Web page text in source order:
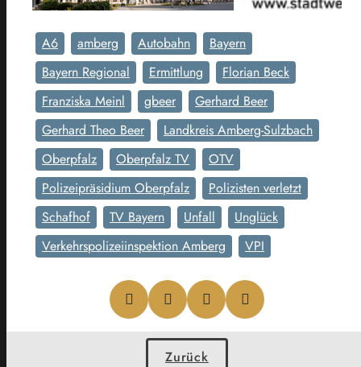
A6 amberg Autobahn
Bayern
Bayern Regional
Ermittlung
Florian Beck
Franziska Meinl
gbeer
Gerhard Beer
Gerhard Theo Beer
Landkreis Amberg-Sulzbach
Oberpfalz
Oberpfalz TV
OTV
Polizeipräsidium Oberpfalz
Polizisten verletzt
Schafhof
TV Bayern Unfall
Unglück
Verkehrspolizeiinspektion Amberg
VPI
Zurück